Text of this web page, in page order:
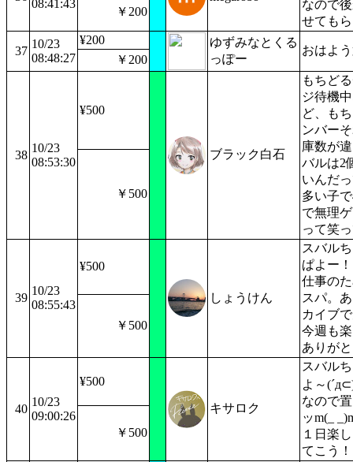
08:41:43
なので
せても
￥200
37
10/23
08:48:27
¥200
ゆずみなとくる
っぽー
おはよ
￥200
38
10/23
08:53:30
¥500
ブラック白石
もちど
ジ待機
ど、も
ンバー
庫数が
バルは2
いんだ
多い子
で無理
って笑
￥500
39
10/23
08:55:43
¥500
しょうけん
スバル
ぱよー
仕事の
スパ。
カイブ
今週も
ありが
￥500
40
10/23
09:00:26
¥500
キサロク
スバル
よ～
なので
ッm(_
１日楽
てこう
￥500